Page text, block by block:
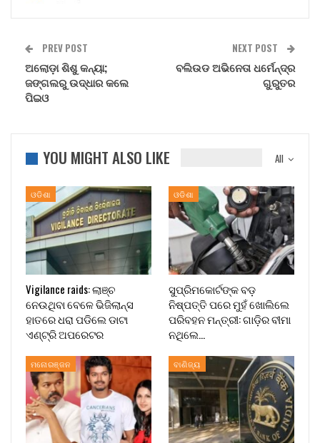
PREV POST
ଅଲୋଡ଼ା ଶିଶୁ କନ୍ୟା;
ଜଙ୍ଗଲରୁ ଉଦ୍ଧାର କଲେ
ପିଇଓ
NEXT POST
ବଲିଉଡ ଅଭିନେତା ଧର୍ମେନ୍ଦ୍ର
ଗୁରୁତର
All
YOU MIGHT ALSO LIKE
ଓଡିଶା
Vigilance raids: ଲାଞ୍ଚ
ନେଉଥିବା ବେଳେ ଭିଜିଲାନ୍ସ
ହାତରେ ଧରା ପଡିଲେ ଡାଟା
ଏଣ୍ଟ୍ରି ଅପରେଟର
ଓଡିଶା
ସୁପ୍ରିମକୋର୍ଟଙ୍କ ବଡ଼
ନିଷ୍ପତ୍ତି ପରେ ମୁହଁ ଖୋଲିଲେ
ପରିବହନ ମନ୍ତ୍ରୀ: ଗାଡ଼ିର ବୀମା
ନଥିଲେ…
ମନୋରଞ୍ଜନ ବାଣିଜ୍ୟ